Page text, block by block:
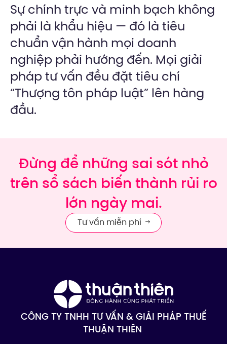
Sự chính trực và minh bạch không
phải là khẩu hiệu — đó là tiêu
chuẩn vận hành mọi doanh
nghiệp phải hướng đến. Mọi giải
pháp tư vấn đều đặt tiêu chí
“Thượng tôn pháp luật” lên hàng
đầu.
Đừng để những sai sót nhỏ
trên sổ sách biến thành rủi ro
lớn ngày mai.
Tư vấn miễn phí
CÔNG TY TNHH TƯ VẤN & GIẢI PHÁP THUẾ
THUẬN THIÊN